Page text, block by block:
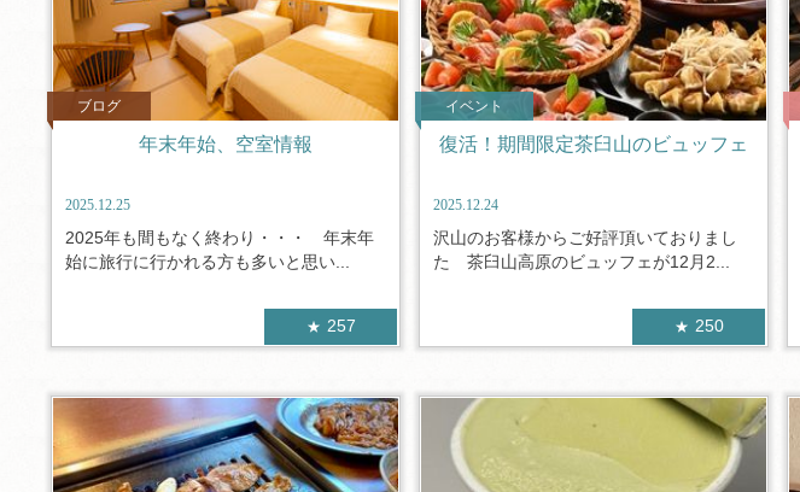
ブログ
年末年始、空室情報
2025.12.25
2025年も間もなく終わり・・・ 年末年
始に旅行に行かれる方も多いと思い...
257
イベント
復活！期間限定茶臼山のビュッフェ
2025.12.24
沢山のお客様からご好評頂いておりまし
た 茶臼山高原のビュッフェが12月2...
250